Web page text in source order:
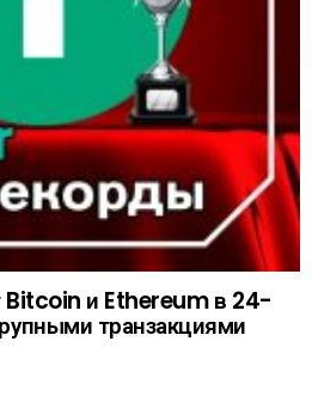
Bitcoin и Ethereum в 24-
транзакциями